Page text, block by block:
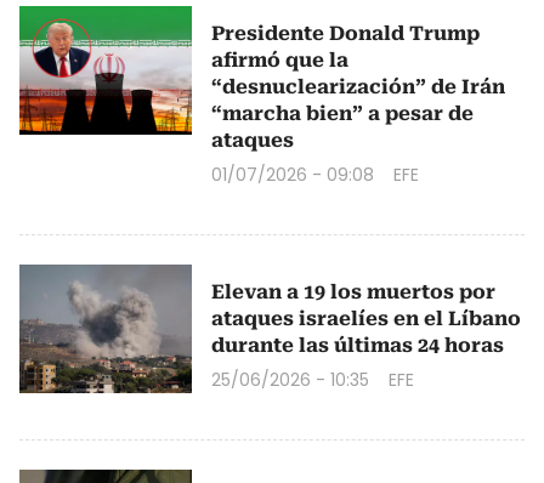
Presidente Donald Trump
afirmó que la
“desnuclearización” de Irán
“marcha bien” a pesar de
ataques
01/07/2026 - 09:08 EFE
Elevan a 19 los muertos por
ataques israelíes en el Líbano
durante las últimas 24 horas
25/06/2026 - 10:35 EFE